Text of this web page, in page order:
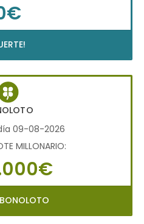
09-08-2026
MILLONARIO: